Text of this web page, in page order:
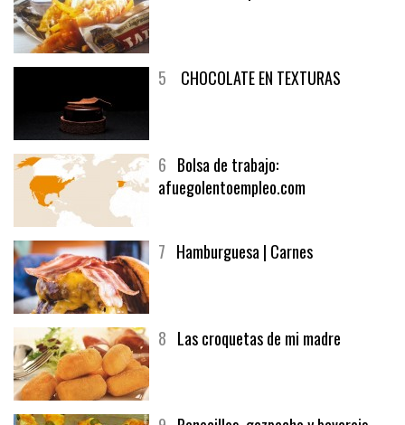
6Bolsa de trabajo: